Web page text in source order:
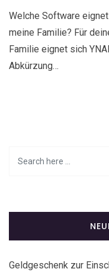
Welche Software
meine Familie? Für
Familie eignet sich
Abkürzung…
Geldgeschenk zur